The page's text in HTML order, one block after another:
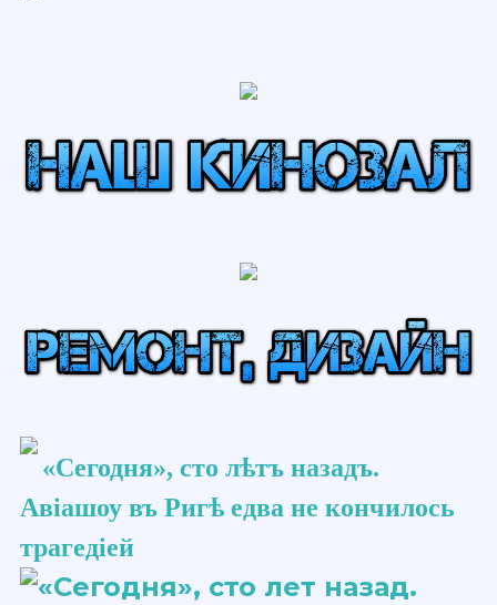
«Сегодня», сто ​лѣтъ​ назадъ.
Авіашоу​ въ Ригѣ едва не кончилось
трагедіей